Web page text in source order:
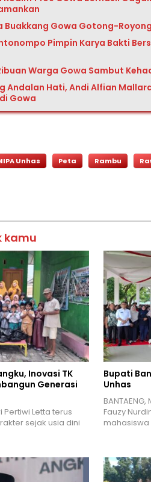
Buakkang Gowa Gotong-
Pimpin Karya Bakti
Warga Gowa Sambut
Andalan Hati, Andi Alfian
Gowa
Unhas Peta Rambu
kamu
Inovasi TK
Generasi
Pertiwi Letta terus
sejak usia dini
Bupati
Unhas
Fauzy
mahasiswa